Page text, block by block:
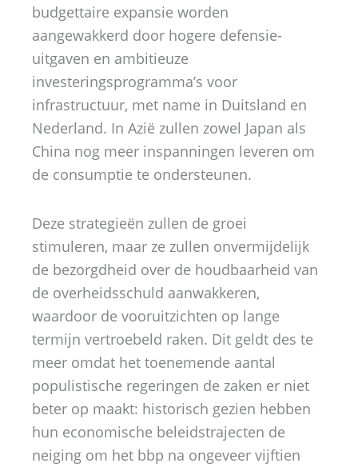
budgettaire expansie worden
aangewakkerd door hogere defensie-
uitgaven en ambitieuze
investeringsprogramma’s voor
infrastructuur, met name in Duitsland en
Nederland. In Azië zullen zowel Japan als
China nog meer inspanningen leveren om
de consumptie te ondersteunen.
Deze strategieën zullen de groei
stimuleren, maar ze zullen onvermijdelijk
de bezorgdheid over de houdbaarheid van
de overheidsschuld aanwakkeren,
waardoor de vooruitzichten op lange
termijn vertroebeld raken. Dit geldt des te
meer omdat het toenemende aantal
populistische regeringen de zaken er niet
beter op maakt: historisch gezien hebben
hun economische beleidstrajecten de
neiging om het bbp na ongeveer vijftien